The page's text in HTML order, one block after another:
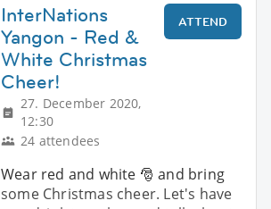
InterNations
Yangon - Red &
White Christmas
Cheer!
27. December 2020,
12:30
24 attendees
ATTEND
Wear red and white 🎅 and bring
some Christmas cheer. Let's have